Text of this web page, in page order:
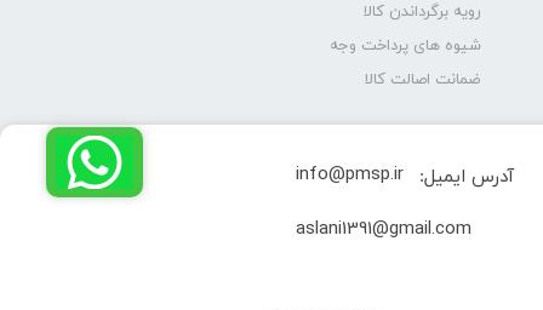
رویه برگرداندن کالا
شیوه های پرداخت وجه
ضمانت اصالت کالا
آدرس ایمیل:
info@pmsp.ir
​aslani1391@gmail.com